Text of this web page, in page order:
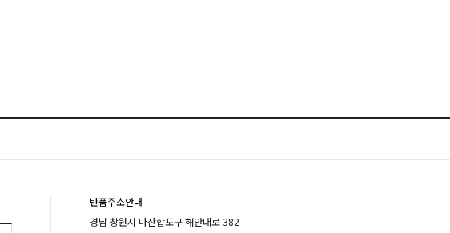
반품주소안내
경남 창원시 마산합포구 해안대로 382